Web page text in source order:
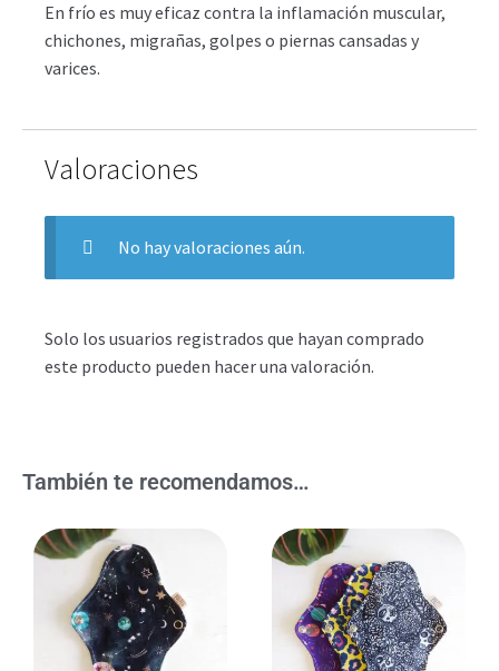
En frío es muy eficaz contra la inflamación muscular,
chichones, migrañas, golpes o piernas cansadas y
varices.
Valoraciones
No hay valoraciones aún.
Solo los usuarios registrados que hayan comprado
este producto pueden hacer una valoración.
También te recomendamos…